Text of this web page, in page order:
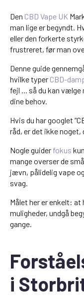
Den CBD Vape UK
man lige er begyndt.
eller den forkerte
frustreret, før man
Denne guide
hvilke typer CBD-
fejl ... så du kan
dine behov.
Hvis du har googlet
råd, er det ikke noget,
Nogle guider fokus
mange overser de
jævn, pålidelig vape
svag.
Målet her er enkelt:
muligheder, undgå
gange.
i